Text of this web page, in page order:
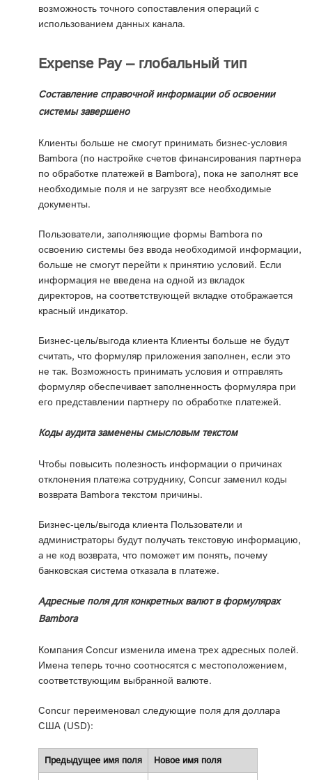
возможность точного сопоставления операций с
использованием данных канала.
Expense Pay – глобальный тип
Составление справочной информации об освоении
системы завершено
Клиенты больше не смогут принимать бизнес-условия
Bambora (по настройке счетов финансирования партнера
по обработке платежей в Bambora), пока не заполнят все
необходимые поля и не загрузят все необходимые
документы.
Пользователи, заполняющие формы Bambora по
освоению системы без ввода необходимой информации,
больше не смогут перейти к принятию условий. Если
информация не введена на одной из вкладок
директоров, на соответствующей вкладке отображается
красный индикатор.
Бизнес-цель/выгода клиента Клиенты больше не будут
считать, что формуляр приложения заполнен, если это
не так. Возможность принимать условия и отправлять
формуляр обеспечивает заполненность формуляра при
его представлении партнеру по обработке платежей.
Коды аудита заменены смысловым текстом
Чтобы повысить полезность информации о причинах
отклонения платежа сотруднику, Concur заменил коды
возврата Bambora текстом причины.
Бизнес-цель/выгода клиента Пользователи и
администраторы будут получать текстовую информацию,
а не код возврата, что поможет им понять, почему
банковская система отказала в платеже.
Адресные поля для конкретных валют в формулярах
Bambora
Компания Concur изменила имена трех адресных полей.
Имена теперь точно соотносятся с местоположением,
соответствующим выбранной валюте.
Concur переименовал следующие поля для доллара
США (USD):
Предыдущее имя поля Новое имя поля